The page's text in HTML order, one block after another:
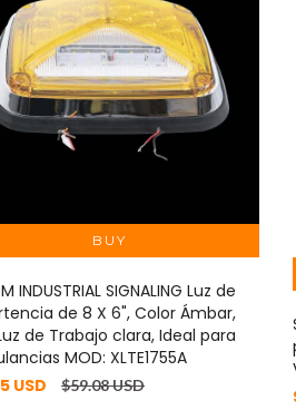
INDUSTRIAL SIGNALING Luz de
de 8 X 6", Color Ámbar,
de Trabajo clara, Ideal para
MOD: XLTE1755A
USD
$59.08 USD